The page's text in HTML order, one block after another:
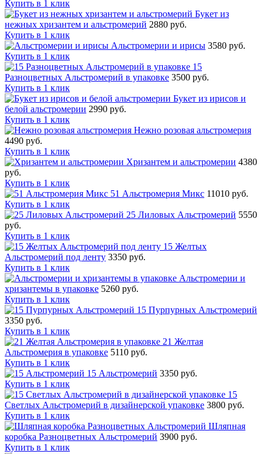
Купить в 1 клик
Букет из
нежных хризантем и альстромерий 2880 руб.
Купить в 1 клик
Альстромерии и ирисы 3580 руб.
Купить в 1 клик
15
Разноцветных Альстромерий в упаковке 3500 руб.
Купить в 1 клик
Букет из ирисов и
белой альстромерии 2990 руб.
Купить в 1 клик
Нежно розовая альстромерия
4490 руб.
Купить в 1 клик
Хризантем и альстромерии 4380
руб.
Купить в 1 клик
51 Альстромерия Микс 11010 руб.
Купить в 1 клик
25 Лиловых Альстромерий 5550
руб.
Купить в 1 клик
15 Желтых
Альстромерий под ленту 3350 руб.
Купить в 1 клик
Альстромерии и
хризантемы в упаковке 5260 руб.
Купить в 1 клик
15 Пурпурных Альстромерий
3350 руб.
Купить в 1 клик
21 Желтая
Альстромерия в упаковке 5110 руб.
Купить в 1 клик
15 Альстромерий 3350 руб.
Купить в 1 клик
15
Светлых Альстромерий в дизайнерской упаковке 3800 руб.
Купить в 1 клик
Шляпная
коробка Разноцветных Альстромерий 3900 руб.
Купить в 1 клик